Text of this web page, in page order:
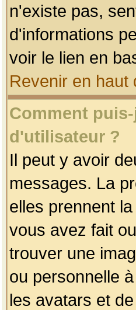
n'existe pas,
d'informations
voir le lien en
Revenir en haut
Comment
d'utilisateur ?
Il peut y avoir
messages. La
elles prennent
vous avez fait
trouver une
ou personnelle
les avatars et